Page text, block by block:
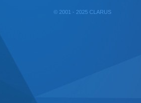
© 2001 - 2025 CLARUS